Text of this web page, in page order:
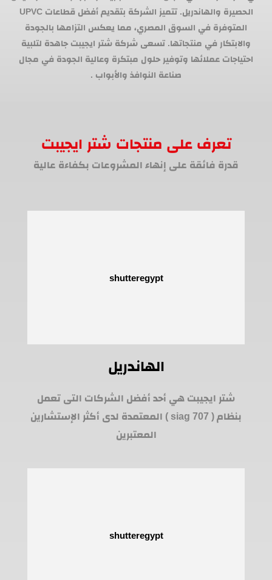
الحصيرة والهاندريل. تتميز الشركة بتقديم أفضل قطاعات UPVC
المتوفرة في السوق المصري، مما يعكس التزامها بالجودة
والابتكار في منتجاتها. تسعى شركة شتر ايجيبت جاهدة لتلبية
احتياجات عملائها وتوفير حلول مبتكرة وعالية الجودة في مجال
صناعة النوافذ والأبواب .
تعرف على منتجات شتر ايجيبت
قدرة فائقة على إنهاء المشروعات بكفاءة عالية
الهاندريل
شتر ايجيبت هي أحد أفضل الشركات التى تعمل
بنظام ( siag 707 ) المعتمدة لدى أكثر الإستشارين
المعتبرين